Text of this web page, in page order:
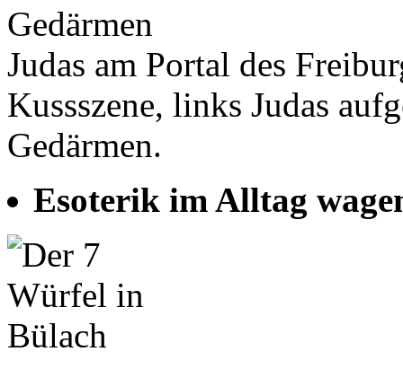
Judas am Portal des
Kussszene, links Judas
Gedärmen.
Esoterik im Alltag